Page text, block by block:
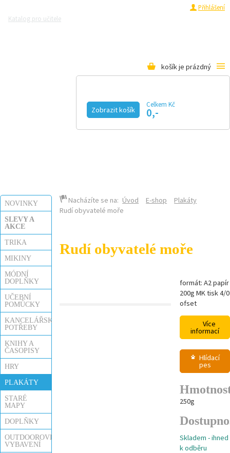
Přihlášení
Katalog pro učitele
košík je prázdný
Zobrazit košík
Celkem Kč
0,-
KALENDÁŘ AKCÍ
MAGAZÍN
NOVINKY
SLEVY A
AKCE
TRIKA
MIKINY
MÓDNÍ
DOPLŇKY
UČEBNÍ
POMŮCKY
KANCELÁŘSKÉ
POTŘEBY
KNIHY A
ČASOPISY
HRY
PLAKÁTY
STARÉ
MAPY
DOPLŇKY
OUTDOOROVÉ
VYBAVENÍ
Nacházíte se na: Úvod E-shop
Plakáty
Rudí obyvatelé moře
Rudí obyvatelé moře
formát: A2 papír
200g MK tisk 4/0
ofset
Více
informací
Hlídací
pes
250g
Skladem - ihned
k odběru